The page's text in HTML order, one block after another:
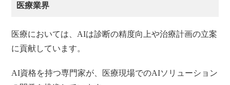
医療業界
医療においては、AIは診断の精度向上や治療計画の立案
に貢献しています。
AI資格を持つ専門家が、医療現場でのAIソリューション